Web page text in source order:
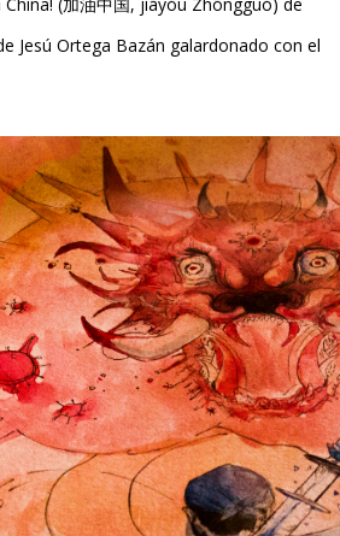
Ortega Bazán galardonado con el